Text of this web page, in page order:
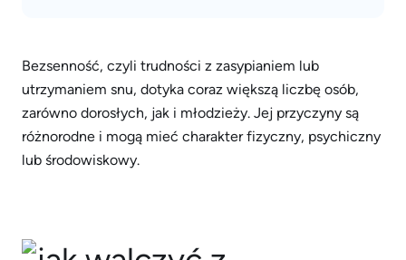
Bezsenność, czyli trudności z zasypianiem lub
utrzymaniem snu, dotyka coraz większą liczbę osób,
zarówno dorosłych, jak i młodzieży. Jej przyczyny są
różnorodne i mogą mieć charakter fizyczny, psychiczny
lub środowiskowy.